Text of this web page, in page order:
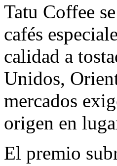
Tatu Coffee
cafés
calidad a
Unidos,
mercados
origen en
El premio